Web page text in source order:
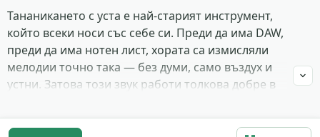
Тананикането с уста е най-старият инструмент,
който всеки носи със себе си. Преди да има DAW,
преди да има нотен лист, хората са измисляли
мелодии точно така — без думи, само въздух и
устни. Затова този звук работи толкова добре в
героят е сам и мисли на глас. В съвременен инди